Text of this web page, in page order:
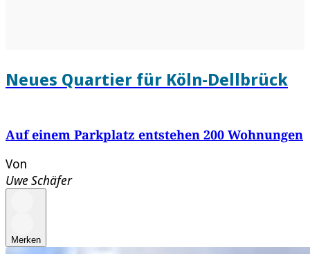
Neues Quartier für Köln-Dellbrück
Auf einem Parkplatz entstehen 200 Wohnungen
Von
Uwe Schäfer
Merken